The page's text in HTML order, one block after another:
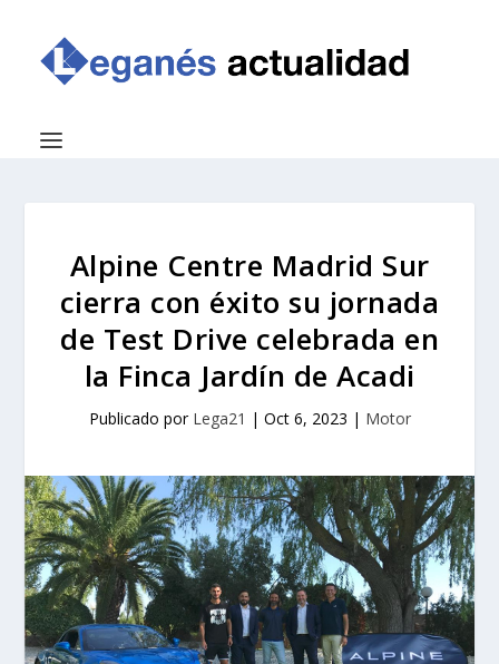
Alpine Centre Madrid Sur
cierra con éxito su jornada
de Test Drive celebrada en
la Finca Jardín de Acadi
Publicado por Lega21 | Oct 6, 2023 | Motor